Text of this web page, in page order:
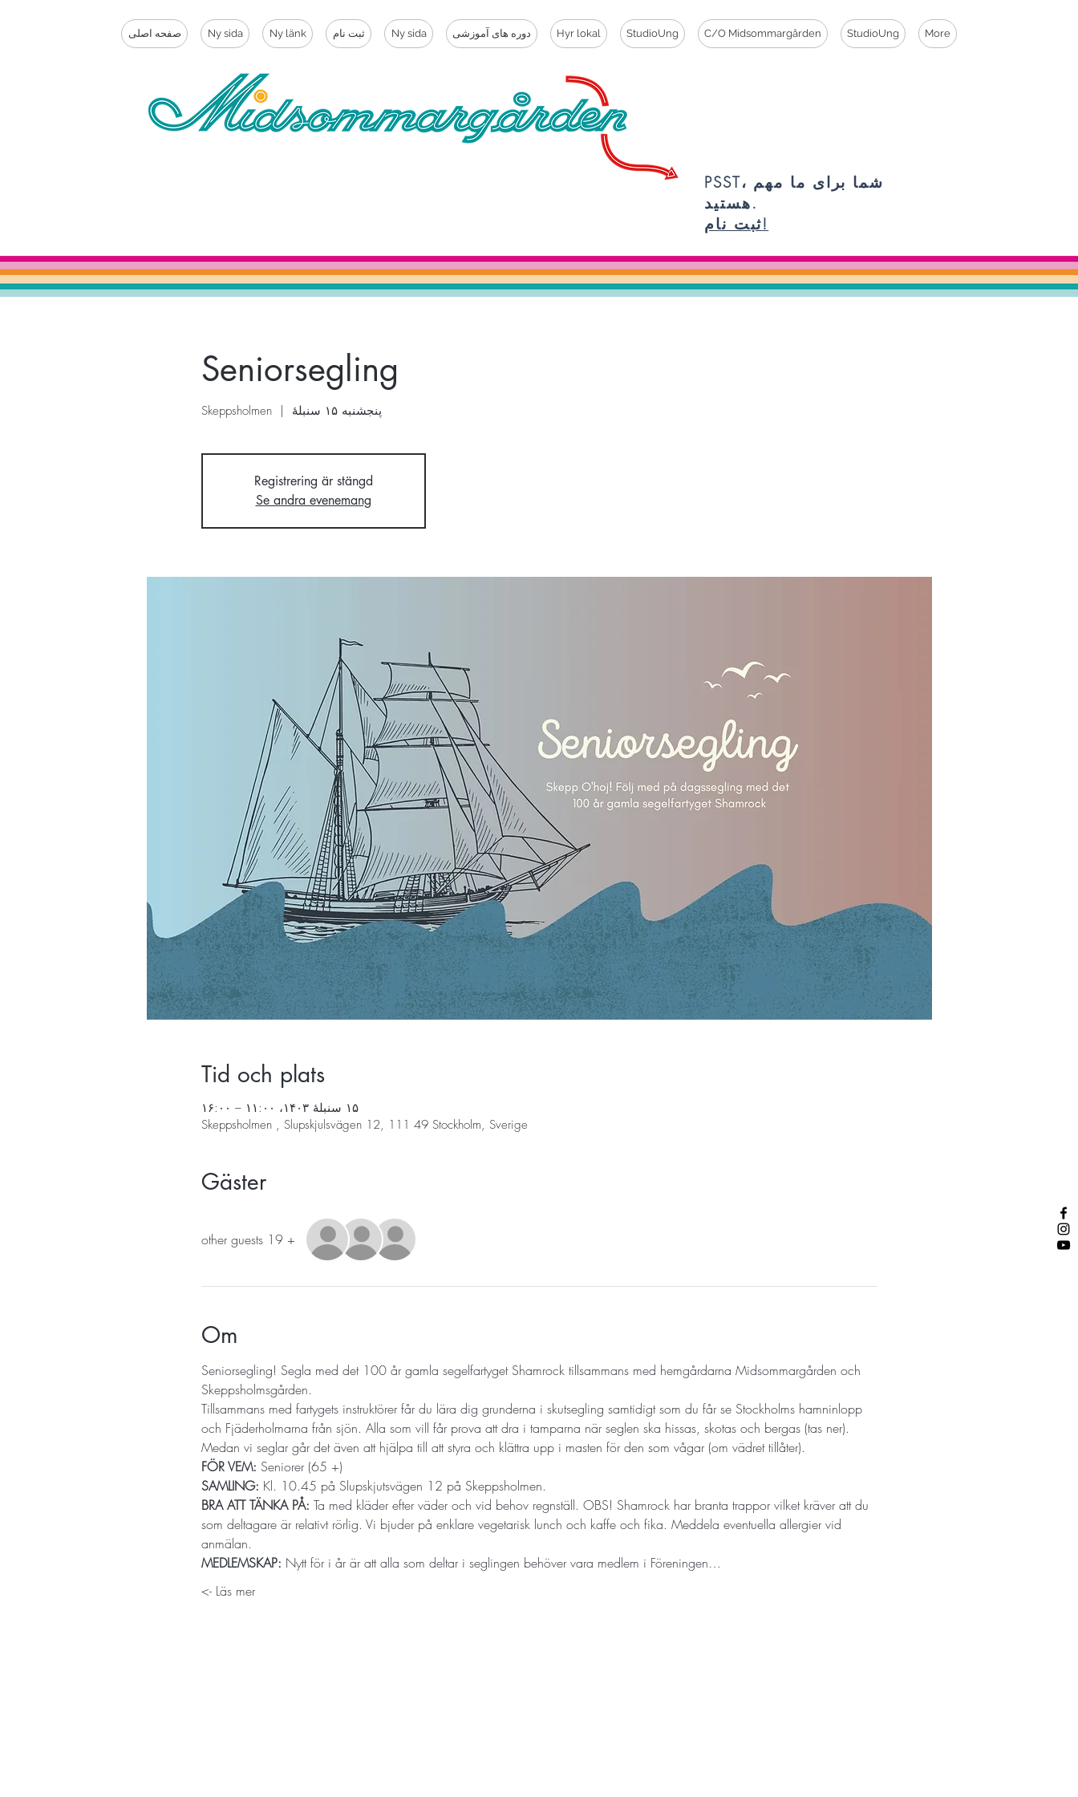
صفحه اصلی Ny sida Ny länk ثبت نام Ny sida دوره های آموزشی Hyr lokal StudioUng C/O Midsommargården StudioUng More
PSST، شما برای ما مهم
هستید.
ثبت نام!
Seniorsegling
پنجشنبه ۱۵ سنبلهٔ
  |
Skeppsholmen
Registrering är stängd
Se andra evenemang
Tid och plats
۱۵ سنبلهٔ ۱۴۰۳، ۱۱:۰۰ – ۱۶:۰۰
Skeppsholmen , Slupskjulsvägen 12, 111 49 Stockholm, Sverige
Gäster
+ 19 other guests
Om
Seniorsegling! Segla med det 100 år gamla segelfartyget Shamrock tillsammans med hemgårdarna Midsommargården och
Skeppsholmsgården.
Tillsammans med fartygets instruktörer får du lära dig grunderna i skutsegling samtidigt som du får se Stockholms hamninlopp
och Fjäderholmarna från sjön. Alla som vill får prova att dra i tamparna när seglen ska hissas, skotas och bergas (tas ner).
Medan vi seglar går det även att hjälpa till att styra och klättra upp i masten för den som vågar (om vädret tillåter).
FÖR VEM: Seniorer (65 +)
SAMLING: Kl. 10.45 på Slupskjutsvägen 12 på Skeppsholmen.
BRA ATT TÄNKA PÅ: Ta med kläder efter väder och vid behov regnställ. OBS! Shamrock har branta trappor vilket kräver att du
som deltagare är relativt rörlig. Vi bjuder på enklare vegetarisk lunch och kaffe och fika. Meddela eventuella allergier vid
anmälan.
MEDLEMSKAP: Nytt för i år är att alla som deltar i seglingen behöver vara medlem i Föreningen…
Läs mer ->